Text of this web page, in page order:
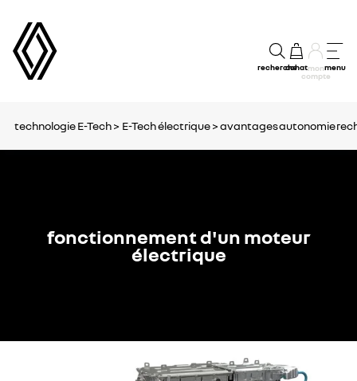
rechercheachatmon
compte
menu
technologie E-Tech > E-Tech électrique >avantagesautonomie
fonctionnement d'un moteur
électrique